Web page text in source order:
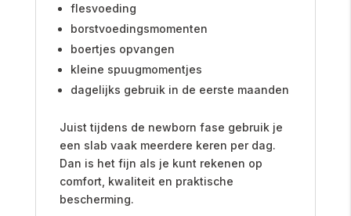
flesvoeding
borstvoedingsmomenten
boertjes opvangen
kleine spuugmomentjes
dagelijks gebruik in de eerste maanden
Juist tijdens de newborn fase gebruik je
een slab vaak meerdere keren per dag.
Dan is het fijn als je kunt rekenen op
comfort, kwaliteit en praktische
bescherming.